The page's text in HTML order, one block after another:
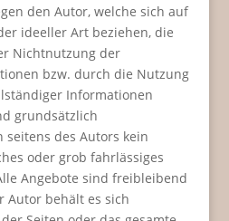
den Autor, welche sich auf
ideeller Art beziehen, die
Nichtnutzung der
bzw. durch die Nutzung
Informationen
grundsätzlich
seitens des Autors kein
oder grob fahrlässiges
Angebote sind freibleibend
Autor behält es sich